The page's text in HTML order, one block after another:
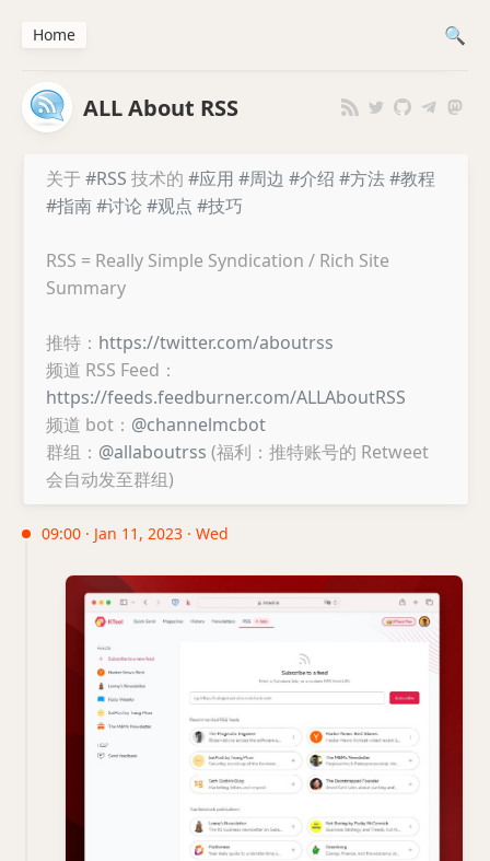
ALL About RSS
关于 #RSS 技术的 #应用 #周边 #介绍 #方法#教程
#指南#讨论 #观点 #技巧
RSS = Really Simple Syndication / Rich Site
Summary
推特： https://twitter.com/aboutrss
频道 RSS Feed：
https://feeds.feedburner.com/ALLAboutRSS
频道 bot： @channelmcbot
群组： @allaboutrss (福利：推特账号的 Retweet
会自动发至群组)
09:00 · Jan 11, 2023 · Wed
Home